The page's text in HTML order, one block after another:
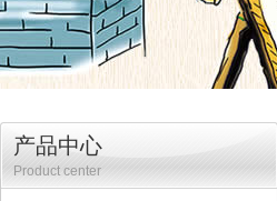
产品中心
Product center